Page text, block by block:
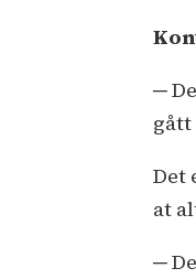
─
Det
at
─